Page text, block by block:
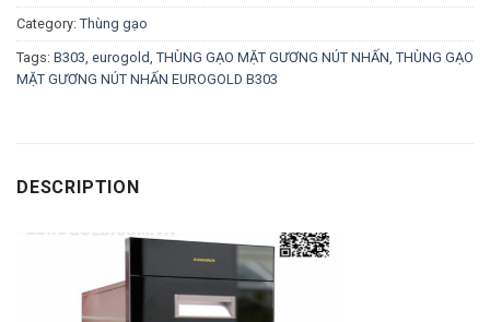
Category: Thùng gạo
Tags: B303, eurogold, THÙNG GẠO MẶT GƯƠNG NÚT NHẤN, THÙNG GẠO
MẶT GƯƠNG NÚT NHẤN EUROGOLD B303
DESCRIPTION